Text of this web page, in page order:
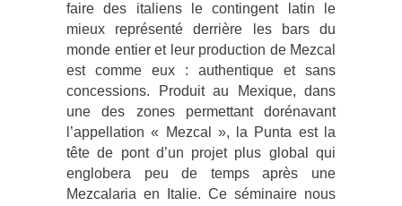
faire des italiens le contingent latin le
mieux représenté derrière les bars du
monde entier et leur production de Mezcal
est comme eux : authentique et sans
concessions. Produit au Mexique, dans
une des zones permettant dorénavant
l’appellation « Mezcal », la Punta est la
tête de pont d’un projet plus global qui
englobera peu de temps après une
Mezcalaria en Italie. Ce séminaire nous